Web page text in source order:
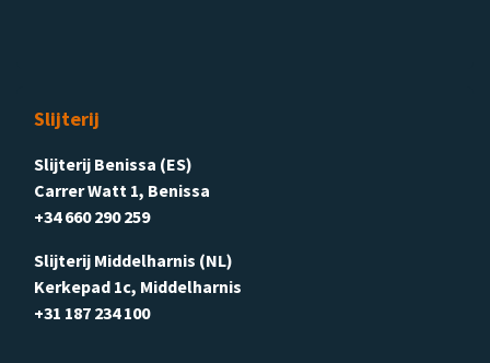
Slijterij
Slijterij Benissa (ES)
Carrer Watt 1, Benissa
+34 660 290 259
Slijterij Middelharnis (NL)
Kerkepad 1c, Middelharnis
+31 187 234 100